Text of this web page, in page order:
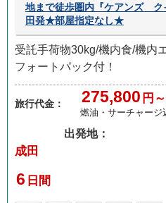
地まで徒歩圏内『ケアンズ
田発★部屋指定なし★
受託手荷物30kg/機内食/機内
フォートパック付！
旅行代金： 275,800 円～
燃油・サーチャージ
出発地：
成田
6 日間